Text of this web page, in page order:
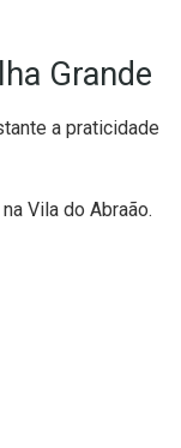
Grande
a praticidade
Vila do Abraão.